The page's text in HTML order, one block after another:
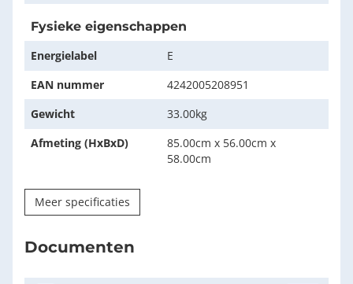
Fysieke eigenschappen
Energielabel
E
EAN nummer
4242005208951
Gewicht
33.00kg
Afmeting (HxBxD)
85.00cm x 56.00cm x
58.00cm
Meer specificaties
Documenten